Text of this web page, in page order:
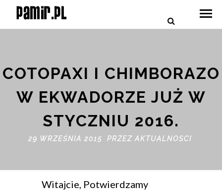
COTOPAXI I CHIMBORAZO
W EKWADORZE JUŻ W
STYCZNIU 2016.
29 WRZEŚNIA 2015 PRZEZAKTUALNOSCI
Witajcie, Potwierdzamy